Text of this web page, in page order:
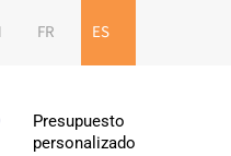
FR ES
Presupuesto
personalizado